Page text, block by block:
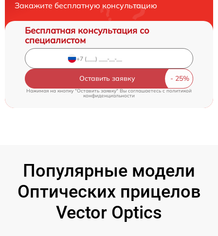
Закажите бесплатную консультацию
Бесплатная консультация со
специалистом
Оставить заявку
Нажимая на кнопку "Оставить заявку" Вы соглашаетесь cполитикой
конфиденциальности
Популярные модели
Оптических прицелов
Vector Optics